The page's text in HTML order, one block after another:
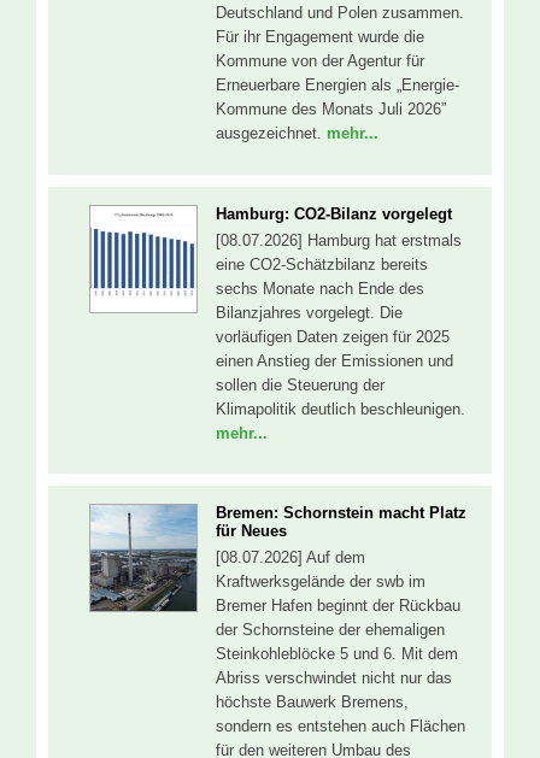
Deutschland und Polen zusammen.
Für ihr Engagement wurde die
Kommune von der Agentur für
Erneuerbare Energien als „Energie-
Kommune des Monats Juli 2026”
ausgezeichnet. mehr...
Hamburg: CO2-Bilanz vorgelegt
[08.07.2026] Hamburg hat erstmals
eine CO2-Schätzbilanz bereits
sechs Monate nach Ende des
Bilanzjahres vorgelegt. Die
vorläufigen Daten zeigen für 2025
einen Anstieg der Emissionen und
sollen die Steuerung der
Klimapolitik deutlich beschleunigen.
mehr...
Bremen: Schornstein macht Platz
für Neues
[08.07.2026] Auf dem
Kraftwerksgelände der swb im
Bremer Hafen beginnt der Rückbau
der Schornsteine der ehemaligen
Steinkohleblöcke 5 und 6. Mit dem
Abriss verschwindet nicht nur das
höchste Bauwerk Bremens,
sondern es entstehen auch Flächen
für den weiteren Umbau des